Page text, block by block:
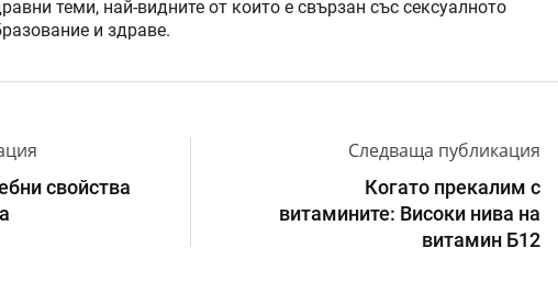
теми, най-видните от които е свързан със сексуалното
и здраве.
свойства
Следваща публикация
Когато прекалим с
витамините: Високи нива на
витамин Б12